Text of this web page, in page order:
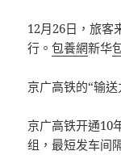
12月26日，旅客
行。包養網新华
京广高铁的“输
京广高铁开通10
组，最短发车间